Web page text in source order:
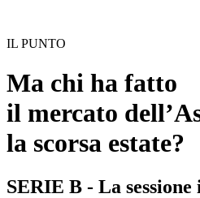
IL PUNTO
Ma chi ha fatto
il mercato
la scorsa estate?
SERIE B - La